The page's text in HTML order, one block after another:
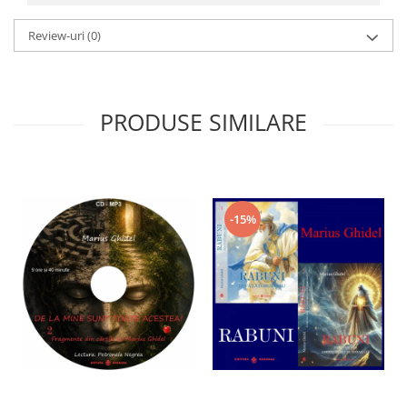
Review-uri(0)
PRODUSE SIMILARE
-15%